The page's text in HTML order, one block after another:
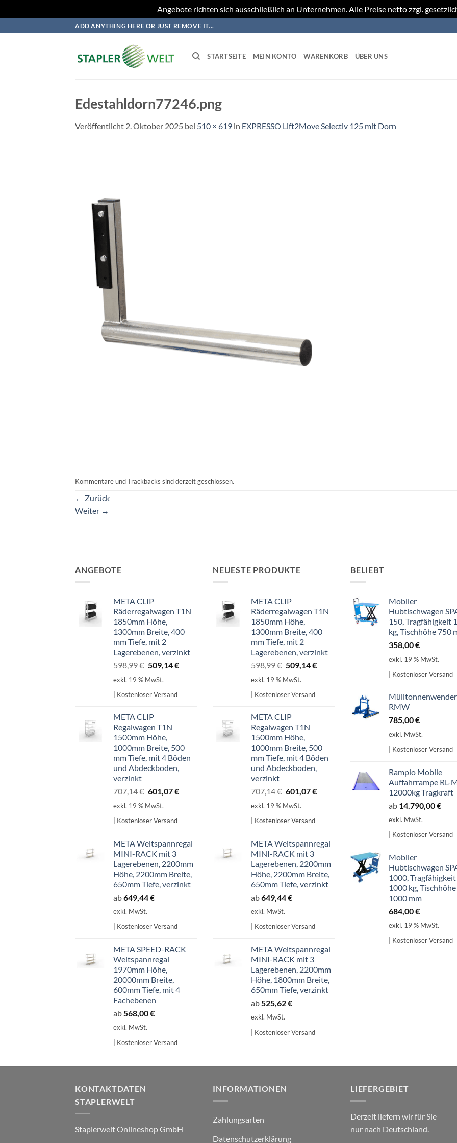
Angebote richten sich ausschließlich an Unternehmen. Alle Preise netto zzgl.
Inhalt
ADD ANYTHING HERE OR JUST REMOVE IT...
STARTSEITE MEIN KONTO WARENKORB ÜBER UNS
Edestahldorn77246.png
Veröffentlicht 2. Oktober 2025 bei 510 × 619 in EXPRESSO Lift2Move Selectiv 125 mit Dorn
Kommentare und Trackbacks sind derzeit geschlossen.
← Zurück
Weiter →
ANGEBOTE
META CLIP
Räderregalwagen T1N
1850mm Höhe,
1300mm Breite, 400
mm Tiefe, mit 2
Lagerebenen, verzinkt
598,99€ Ursprünglicher
Preis
598,99 €
509,14€Aktueller
exkl. 19 % MwSt.
| Kostenloser Versand
META CLIP
Regalwagen T1N
1500mm Höhe,
1000mm Breite, 500
mm Tiefe, mit 4 Böden
und Abdeckboden,
verzinkt
707,14€ Ursprünglicher
Preis
707,14 €
601,07€Aktueller
exkl. 19 % MwSt.
| Kostenloser Versand
META Weitspannregal
MINI-RACK mit 3
Lagerebenen, 2200mm
Höhe, 2200mm Breite,
650mm Tiefe, verzinkt
ab649,44€
exkl. MwSt.
| Kostenloser Versand
META SPEED-RACK
Weitspannregal
1970mm Höhe,
20000mm Breite,
600mm Tiefe, mit 4
Fachebenen
ab 568,00€
exkl. MwSt.
| Kostenloser Versand
NEUESTE PRODUKTE
META CLIP
Räderregalwagen T1N
1850mm Höhe,
1300mm Breite, 400
mm Tiefe, mit 2
Lagerebenen, verzinkt
598,99€ Ursprünglicher
Preis
598,99 €
509,14€Aktueller
exkl. 19 % MwSt.
| Kostenloser Versand
META CLIP
Regalwagen T1N
1500mm Höhe,
1000mm Breite, 500
mm Tiefe, mit 4 Böden
und Abdeckboden,
verzinkt
707,14€ Ursprünglicher
Preis
707,14 €
601,07€Aktueller
exkl. 19 % MwSt.
| Kostenloser Versand
META Weitspannregal
MINI-RACK mit 3
Lagerebenen, 2200mm
Höhe, 2200mm Breite,
650mm Tiefe, verzinkt
ab649,44€
exkl. MwSt.
| Kostenloser Versand
META Weitspannregal
MINI-RACK mit 3
Lagerebenen, 2200mm
Höhe, 1800mm Breite,
650mm Tiefe, verzinkt
ab 525,62€
exkl. MwSt.
| Kostenloser Versand
BELIEBT
Mobiler
Hubtischwagen
150, Tragfähigkeit
kg, Tischhöhe 750
358,00€
exkl. 19 % MwSt.
| Kostenloser Versand
RMW
785,00€
exkl. MwSt.
| Kostenloser Versand
Ramplo Mobile
Auffahrrampe RL-
12000kg Tragkraft
ab 14.790,00€
exkl. MwSt.
| Kostenloser Versand
Mobiler
Hubtischwagen
1000, Tragfähigkeit
1000 kg, Tischhöhe
1000 mm
684,00€
exkl. 19 % MwSt.
| Kostenloser Versand
KONTAKTDATEN
STAPLERWELT
Staplerwelt Onlineshop GmbH
INFORMATIONEN
Zahlungsarten
Datenschutzerklärung
LIEFERGEBIET
Derzeit liefern wir für Sie
nur nach Deutschland.